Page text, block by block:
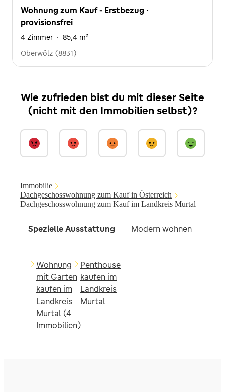
Wohnung zum Kauf - Erstbezug ·
provisionsfrei
4 Zimmer · 85,4 m²
Oberwölz (8831)
Wie zufrieden bist du mit dieser Seite
(nicht mit den Immobilien selbst)?
Immobilie
Dachgeschosswohnung zum Kauf in Österreich
Dachgeschosswohnung zum Kauf im Landkreis Murtal
Spezielle Ausstattung Modern wohnen
Wohnung
mit Garten
kaufen im
Landkreis
Murtal (4
Immobilien)
Penthouse
kaufen im
Landkreis
Murtal